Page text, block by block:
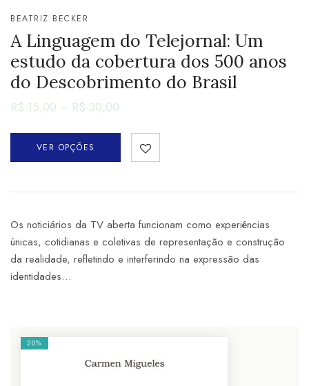
BEATRIZ BECKER
A Linguagem do Telejornal: Um
estudo da cobertura dos 500 anos
do Descobrimento do Brasil
R$ 15,00 – R$ 30,00
VER OPÇÕES
Os noticiários da TV aberta funcionam como experiências
únicas, cotidianas e coletivas de representação e construção
da realidade, refletindo e interferindo na expressão das
identidades…
20%